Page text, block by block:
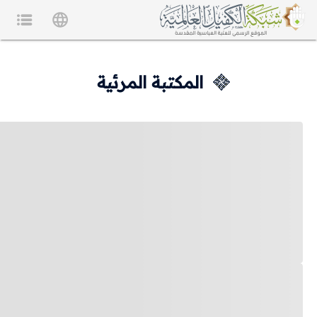
المكتبة المرئية